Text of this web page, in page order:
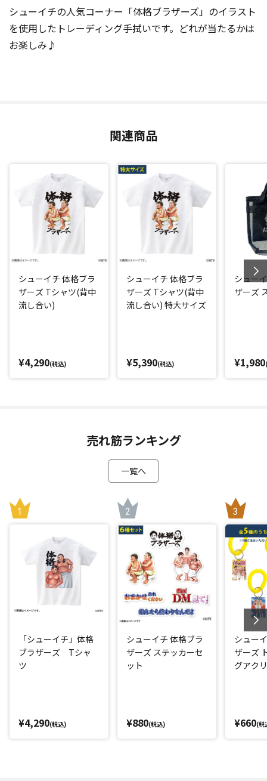
シューイチの人気コーナー「体格ブラザーズ」のイラスト
を使用したトレーディング手拭いです。どれが当たるかは
お楽しみ♪
関連商品
シューイチ 体格ブラ
ザーズ Tシャツ(背中
流し合い)
¥4,290(税込)
シューイチ 体格ブラ
ザーズ Tシャツ(背中
流し合い) 特大サイズ
¥5,390(税込)
シュー
ザーズ
¥1,980
売れ筋ランキング
一覧へ
「シューイチ」体格
ブラザーズ Tシャ
ツ
¥4,290(税込)
シューイチ 体格ブラ
ザーズ ステッカーセ
ット
¥880(税込)
シュー
ザーズ
グアク
¥660(税